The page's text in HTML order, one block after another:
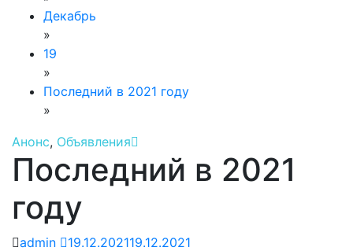
Декабрь
»
19
»
Последний в 2021 году
»
Анонс, Объявления
Последний в 2021
году
admin 19.12.202119.12.2021